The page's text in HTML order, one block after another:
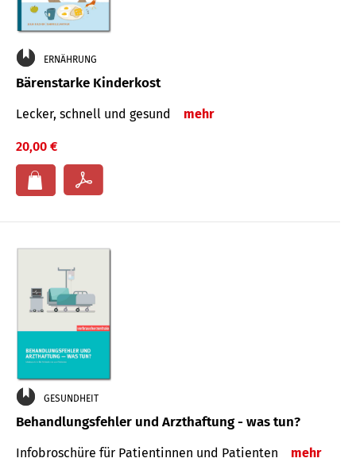
ERNÄHRUNG
Bärenstarke Kinderkost
Lecker, schnell und gesund mehr
20,00 €
GESUNDHEIT
Behandlungsfehler und Arzthaftung - was tun?
Infobroschüre für Patientinnen und Patienten mehr